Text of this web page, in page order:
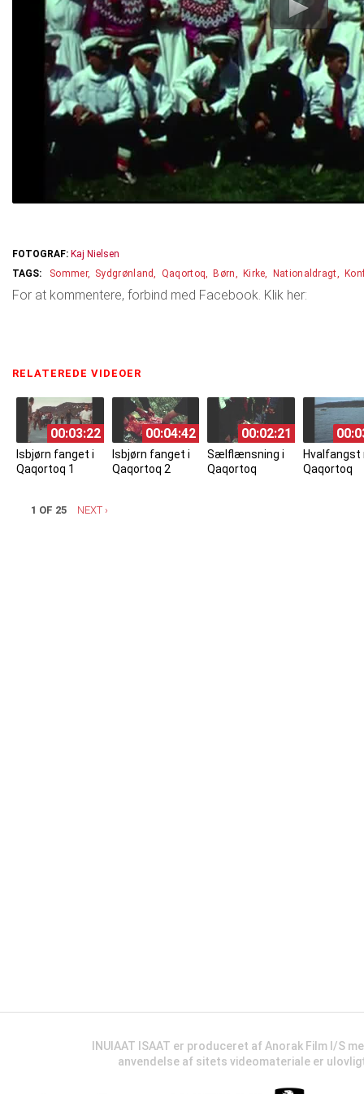
FOTOGRAF: Kaj Nielsen
Sommer
Sydgrønland Qaqortoq Børn Kirke Nationaldragt
For at kommentere, forbind med Facebook. Klik her:
RELATEREDE VIDEOER
00:03:22
Isbjørn fanget i
Qaqortoq 1
00:04:42
Isbjørn fanget i
Qaqortoq 2
00:02:21
Sælflænsning i
Qaqortoq
Qaqortoq
1 OF 25 NEXT ›
INUIAAT ISAAT er produceret af Anorak Film I/S
anvendelse af sitets videomateriale er